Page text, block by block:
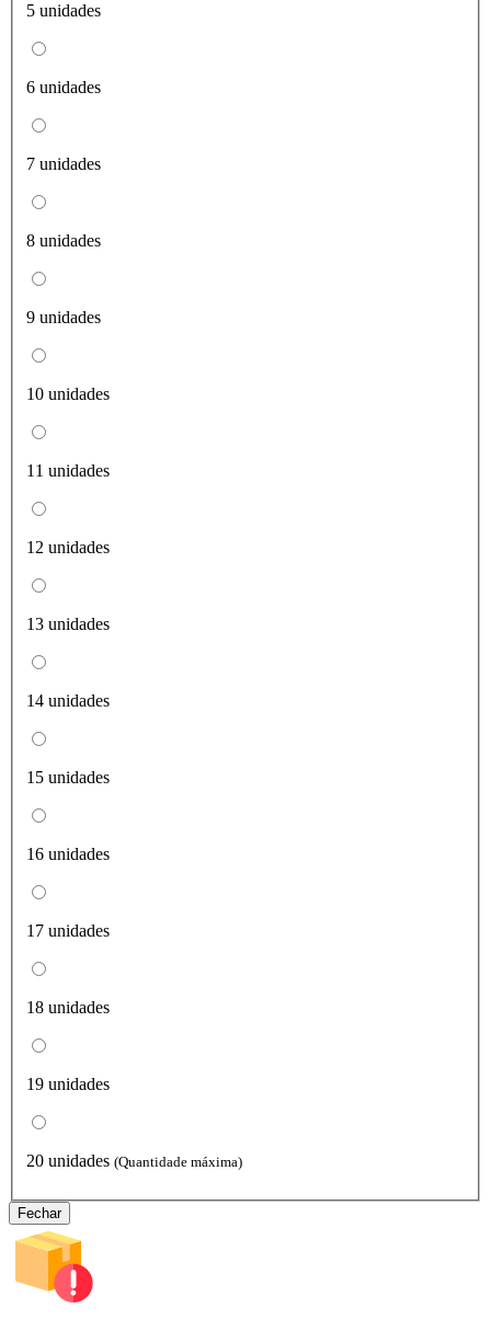
5 unidades
6 unidades
7 unidades
8 unidades
9 unidades
10 unidades
11 unidades
12 unidades
13 unidades
14 unidades
15 unidades
16 unidades
17 unidades
18 unidades
19 unidades
20 unidades (Quantidade máxima)
Fechar